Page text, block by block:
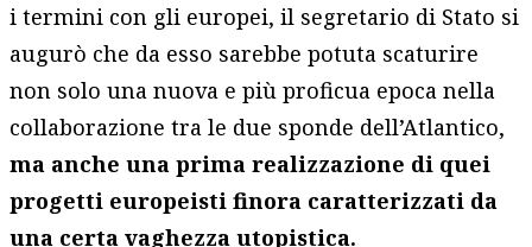
i termini con gli europei, il segretario di Stato si
augurò che da esso sarebbe potuta scaturire
non solo una nuova e più proficua epoca nella
collaborazione tra le due sponde dell’Atlantico,
ma anche una prima realizzazione di quei
progetti europeisti finora caratterizzati da
una certa vaghezza utopistica.